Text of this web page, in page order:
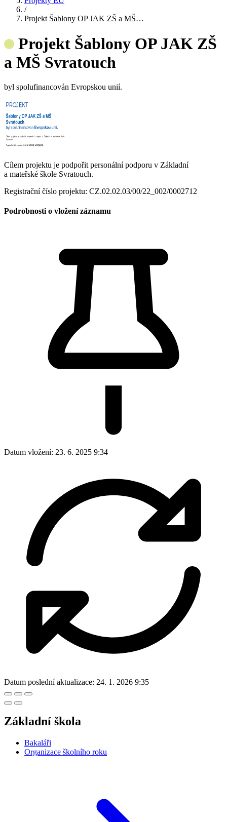
/
Projekt Šablony OP JAK ZŠ a MŠ…
Projekt Šablony OP JAK ZŠ
a MŠ Svratouch
byl spolufinancován Evropskou unií.
Cílem projektu je podpořit personální podporu v Základní
a mateřské škole Svratouch.
Registrační číslo projektu: CZ.02.02.03/00/22_002/0002712
Podrobnosti o vložení záznamu
Datum vložení: 23. 6. 2025 9:34
Datum poslední aktualizace: 24. 1. 2026 9:35
Základní škola
Bakaláři
Organizace školního roku